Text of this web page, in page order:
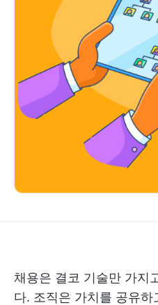
채용은 결코 기술만 가지
다. 조직은 가치를 공유